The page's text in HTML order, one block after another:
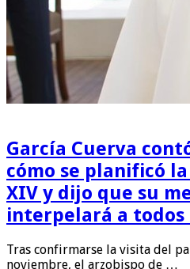
García Cuerva
cómo se planificó
XIV y dijo que su
interpelará a todos
Tras confirmarse la visita del
noviembre, el arzobispo de …